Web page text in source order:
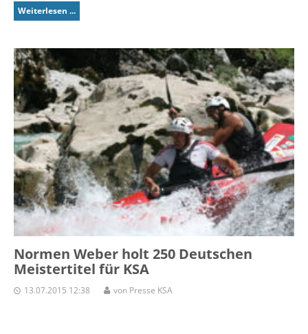
Weiterlesen ...
Normen Weber holt 250 Deutschen
Meistertitel für KSA
13.07.2015 12:38 von Presse KSA